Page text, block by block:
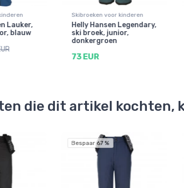
Lauker,
blauw
Skibroeken voor kinderen
Helly Hansen Legendary,
ski broek, junior,
donkergroen
73 EUR
die dit artikel kochten,
Bespaar 67 %